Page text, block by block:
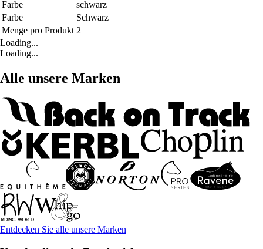
Farbe
schwarz
Farbe
Schwarz
Menge pro Produkt 2
Loading...
Loading...
Alle unsere Marken
Entdecken Sie alle unsere Marken